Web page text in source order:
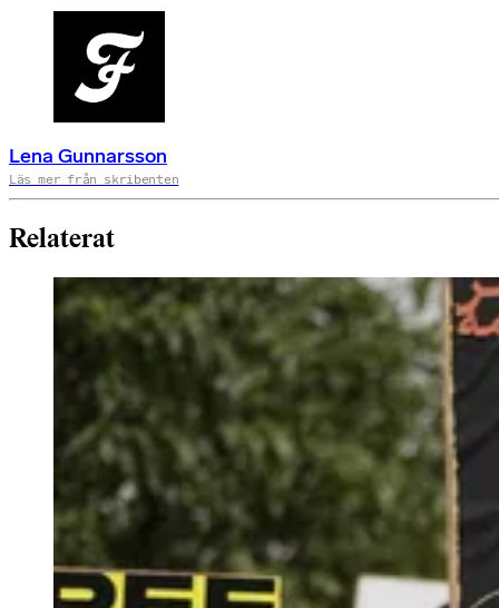
Lena Gunnarsson
Läs mer från skribenten
Relaterat